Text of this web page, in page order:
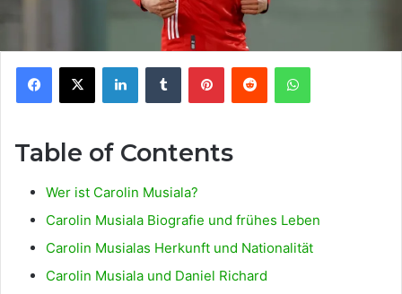
Facebook
X LinkedInTumblr PinterestReddit WhatsApp
Table of Contents
Wer ist Carolin Musiala?
Carolin Musiala Biografie und frühes Leben
Carolin Musialas Herkunft und Nationalität
Carolin Musiala und Daniel Richard